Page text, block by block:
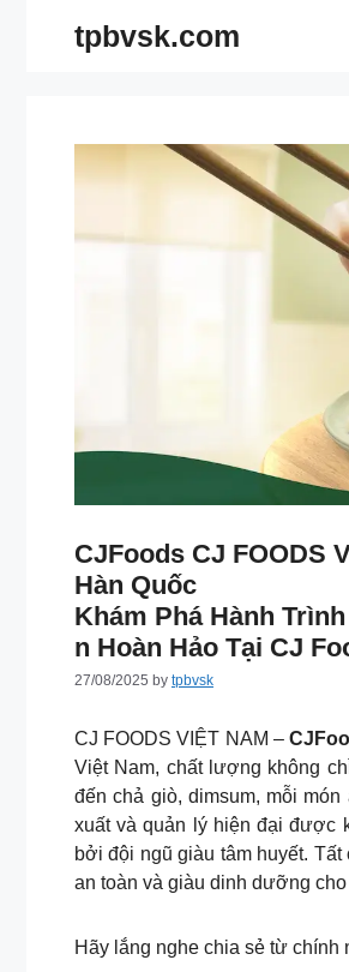
tpbvsk.com
CJFoods CJ FOODS
Hàn Quốc
Khám Phá Hành
N Hoàn Hảo Tại CJ
27/08/2025 by tpbvsk
CJ FOODS VIỆT NAM –
Việt Nam, chất lượng không
đến chả giò, dimsum, mỗi
xuất và quản lý hiện đại được
bởi đội ngũ giàu tâm huyết.
an toàn và giàu dinh dưỡng
Hãy lắng nghe chia sẻ từ